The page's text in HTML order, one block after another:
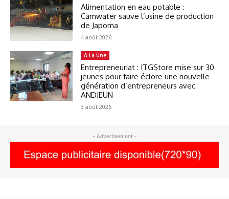
Alimentation en eau potable :
Camwater sauve l’usine de production
de Japoma
4 août 2026
A La Une
Entrepreneuriat : ITGStore mise sur 30
jeunes pour faire éclore une nouvelle
génération d’entrepreneurs avec
ANDJEUN
3 août 2026
- Advertisement -